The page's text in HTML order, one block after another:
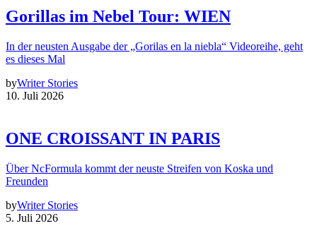
Gorillas im Nebel Tour: WIEN
In der neusten Ausgabe der „Gorilas en la niebla“ Videoreihe, geht
es dieses Mal
byWriter Stories
10. Juli 2026
ONE CROISSANT IN PARIS
Über NcFormula kommt der neuste Streifen von Koska und
Freunden
byWriter Stories
5. Juli 2026